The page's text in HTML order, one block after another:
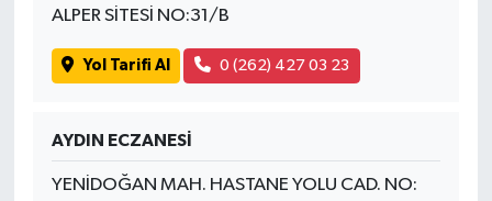
ALPER SİTESİ NO:31/B
Yol Tarifi Al 0 (262) 427 03 23
AYDIN ECZANESİ
YENİDOĞAN MAH. HASTANE YOLU CAD. NO: